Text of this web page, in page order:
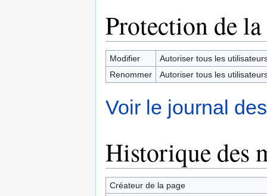
Protection de la
Modifier
Autoriser tous les
Renommer
Autoriser tous les
Voir le journal
Historique des
Créateur de la page